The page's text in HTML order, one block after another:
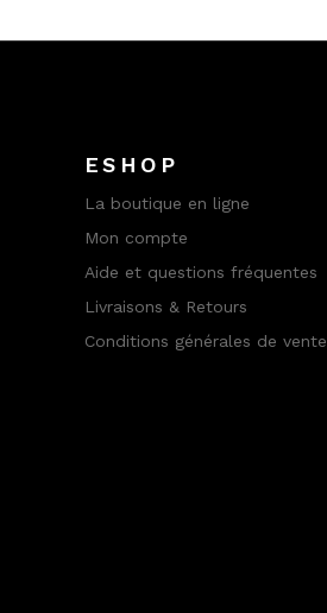
ESHOP
La boutique en ligne
Mon compte
Aide et questions fréquentes
Livraisons & Retours
Conditions générales de vente